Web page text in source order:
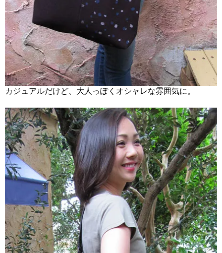
カジュアルだけど、大人っぽくオシャレな雰囲気に。